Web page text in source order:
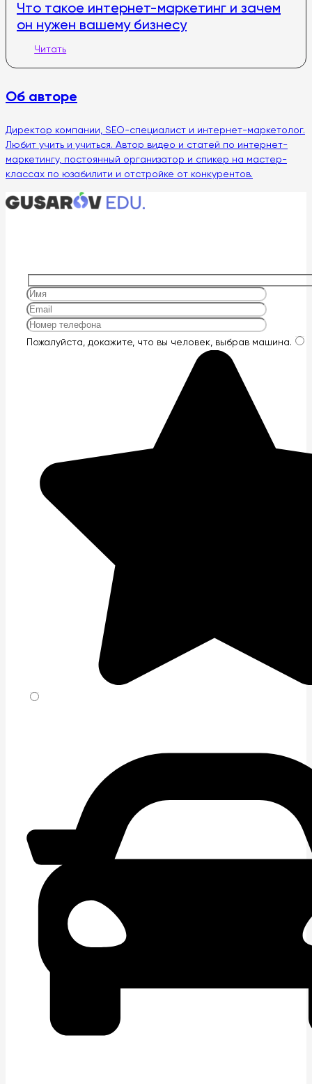
Что такое интернет-маркетинг и зачем
он нужен вашему бизнесу
Читать
Об авторе
Директор компании, SEO-специалист и интернет-маркетолог.
Любит учить и учиться. Автор видео и статей по интернет-
маркетингу, постоянный организатор и спикер на мастер-
классах по юзабилити и отстройке от конкурентов.
Оставьте
Пожалуйста, докажите, что вы человек, выбрав машина.